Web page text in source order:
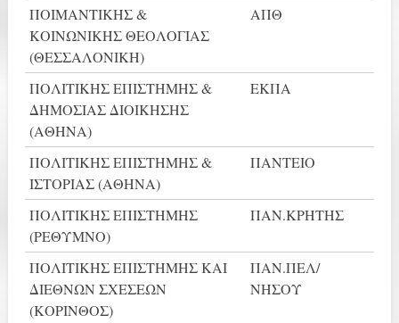
ΠΟΙΜΑΝΤΙΚΗΣ &
ΚΟΙΝΩΝΙΚΗΣ ΘΕΟΛΟΓΙΑΣ
(ΘΕΣΣΑΛΟΝΙΚΗ)
ΑΠΘ
ΠΟΛΙΤΙΚΗΣ ΕΠΙΣΤΗΜΗΣ &
ΔΗΜΟΣΙΑΣ ΔΙΟΙΚΗΣΗΣ
(ΑΘΗΝΑ)
ΕΚΠΑ
ΠΟΛΙΤΙΚΗΣ ΕΠΙΣΤΗΜΗΣ &
ΙΣΤΟΡΙΑΣ (ΑΘΗΝΑ)
ΠΑΝΤΕΙΟ
ΠΟΛΙΤΙΚΗΣ ΕΠΙΣΤΗΜΗΣ
(ΡΕΘΥΜΝΟ)
ΠΑΝ.ΚΡΗΤΗΣ
ΠΟΛΙΤΙΚΗΣ ΕΠΙΣΤΗΜΗΣ ΚΑΙ
ΔΙΕΘΝΩΝ ΣΧΕΣΕΩΝ
(ΚΟΡΙΝΘΟΣ)
ΠΑΝ.ΠΕΛ/
ΝΗΣΟΥ